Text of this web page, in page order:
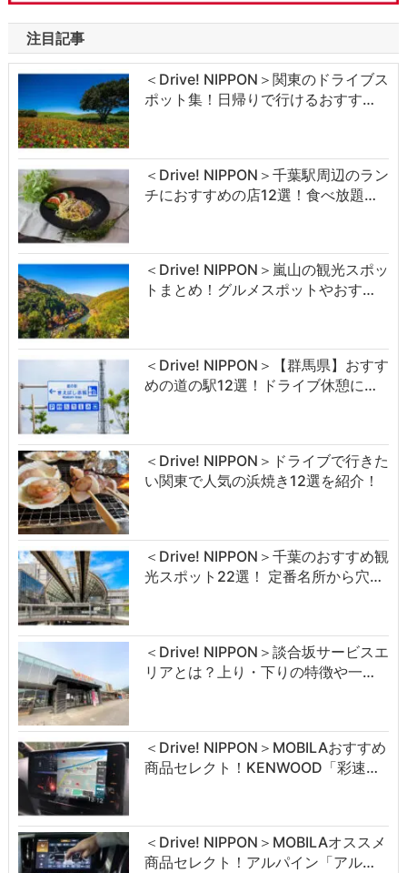
注目記事
＜Drive! NIPPON＞関東のドライブス
ポット集！日帰りで行けるおすす…
＜Drive! NIPPON＞千葉駅周辺のラン
チにおすすめの店12選！食べ放題…
＜Drive! NIPPON＞嵐山の観光スポッ
トまとめ！グルメスポットやおす…
＜Drive! NIPPON＞【群馬県】おすす
めの道の駅12選！ドライブ休憩に…
＜Drive! NIPPON＞ドライブで行きた
い関東で人気の浜焼き12選を紹介！
＜Drive! NIPPON＞千葉のおすすめ観
光スポット22選！ 定番名所から穴…
＜Drive! NIPPON＞談合坂サービスエ
リアとは？上り・下りの特徴や一…
＜Drive! NIPPON＞MOBILAおすすめ
商品セレクト！KENWOOD「彩速…
＜Drive! NIPPON＞MOBILAオススメ
商品セレクト！アルパイン「アル…